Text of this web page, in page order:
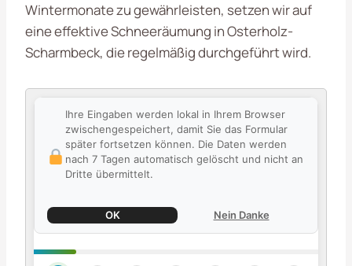
Wintermonate zu gewährleisten, setzen wir auf
eine effektive Schneeräumung in Osterholz-
Scharmbeck, die regelmäßig durchgeführt wird.
Ihre Eingaben werden lokal in Ihrem Browser
zwischengespeichert, damit Sie das Formular
später fortsetzen können. Die Daten werden
nach 7 Tagen automatisch gelöscht und nicht an
Dritte übermittelt.
OK Nein Danke